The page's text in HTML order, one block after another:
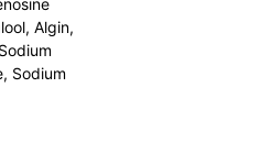
Algin,
Sodium